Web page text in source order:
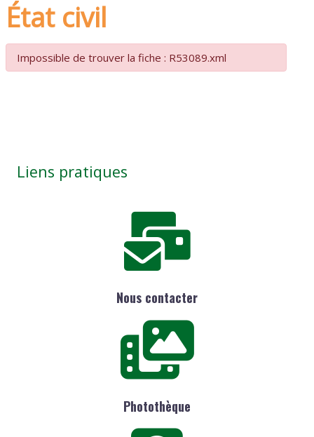
État civil
Impossible de trouver la fiche : R53089.xml
Liens pratiques
Nous contacter
Photothèque